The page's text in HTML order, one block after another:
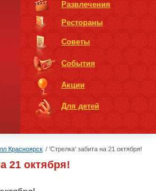
Развлечения
Рестораны
Советы
События
Акции
Для детей
Красноярск 'Стрелка' забита на 21 октября!
21 октября!